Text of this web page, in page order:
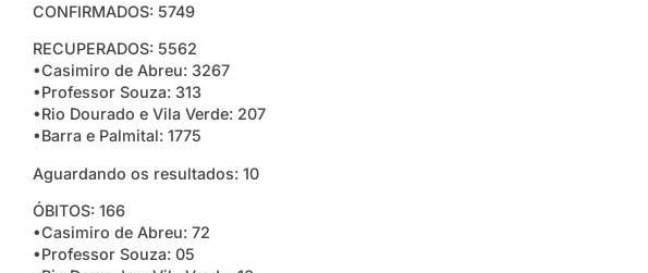
CONFIRMADOS: 5749
RECUPERADOS: 5562
•Casimiro de Abreu: 3267
•Professor Souza: 313
•Rio Dourado e Vila Verde: 207
•Barra e Palmital: 1775
Aguardando os resultados: 10
ÓBITOS: 166
•Casimiro de Abreu: 72
•Professor Souza: 05